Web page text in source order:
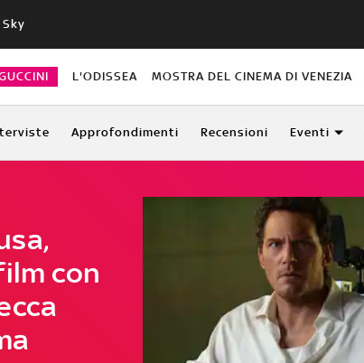
L'ODISSEA MOSTRA DEL CINEMA DI VENEZIA
Approfondimenti Recensioni Eventi
con